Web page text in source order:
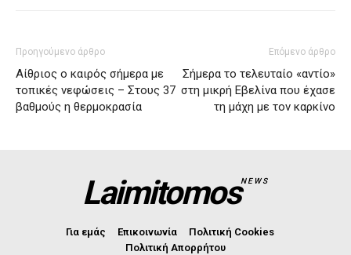
Προηγούμενο άρθρο
Αίθριος ο καιρός σήμερα με
τοπικές νεφώσεις – Στους 37
βαθμούς η θερμοκρασία
Επόμενο άρθρο
Σήμερα το τελευταίο «αντίο»
στη μικρή Εβελίνα που έχασε
τη μάχη με τον καρκίνο
LaimitomosNEWS
Για εμάς Επικοινωνία
Πολιτική Cookies
Πολιτική Απορρήτου